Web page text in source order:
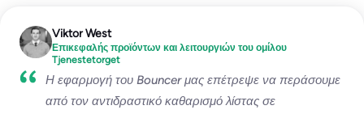
Viktor West
Επικεφαλής προϊόντων και λειτουργιών του ομίλου
Tjenestetorget
Η εφαρμογή του Bouncer μας επέτρεψε να περάσουμε
από τον αντιδραστικό καθαρισμό λίστας σε